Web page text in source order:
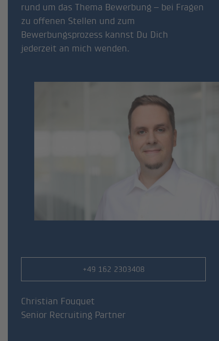
rund um das Thema Bewerbung – bei Fragen
zu offenen Stellen und zum
Bewerbungsprozess kannst Du Dich
jederzeit an mich wenden.
Telefonnummer
+49 162 2303408
Christian Fouquet
Senior Recruiting Partner